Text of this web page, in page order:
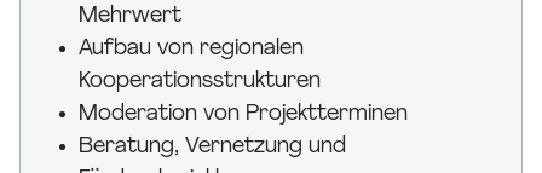
Mehrwert
Aufbau von regionalen
Kooperationsstrukturen
Moderation von Projektterminen
Beratung, Vernetzung und